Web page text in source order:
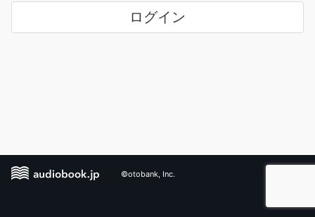
ログイン
©otobank, Inc.